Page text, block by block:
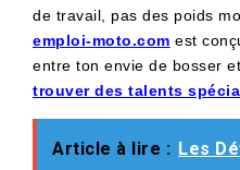
de travail, pas des poids
emploi-moto.com est
entre ton envie de bosser
trouver des talents
Article à lire : Les